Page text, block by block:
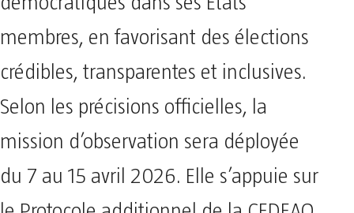
membres, en favorisant des élections
crédibles, transparentes et inclusives.
Selon les précisions officielles, la
mission d’observation sera déployée
du 7 au 15 avril 2026. Elle s’appuie sur